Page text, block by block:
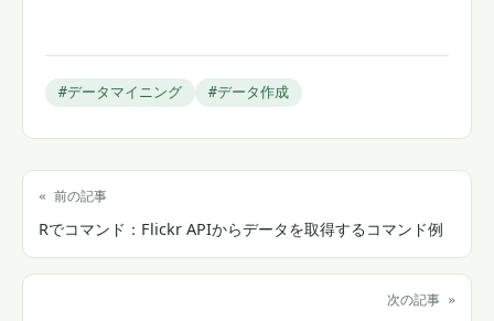
#データマイニング #データ作成
« 前の記事
Rでコマンド：Flickr APIからデータを取得するコマンド例
次の記事 »